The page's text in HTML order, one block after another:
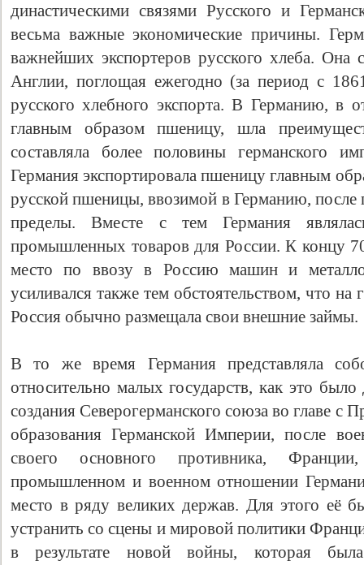
династическими связями Русского и
весьма важные экономические причины.
важнейших экспортеров русского хлеба. Она
Англии, поглощая ежегодно (за период с
русского хлебного экспорта. В Германию, в
главным образом пшеницу, шла
составляла более половины
Германия экспортировала пшеницу главным
русской пшеницы, ввозимой в Германию, после
пределы. Вместе с тем Германия
промышленных товаров для России. К концу
место по ввозу в Россию машин и
усиливался также тем обстоятельством, что
Россия обычно размещала свои внешние займы.
В то же время Германия представляла
относительно малых государств, как это
создания Северогерманского союза во главе с
образования Германской Империи, после
своего основного противника,
промышленном и военном отношении
место в ряду великих держав. Для этого её
устранить со сцены и мировой политики
в результате новой войны, которая